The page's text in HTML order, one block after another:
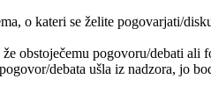
o kateri se želite pogovarjati/
obstoječemu pogovoru/debati
debata ušla iz nadzora, jo